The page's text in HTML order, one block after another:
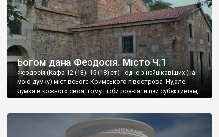
Богом дана Феодосія. Місто Ч.1
Феодосія (Кафа-12 (13) -15 (18) ст) - одне з найцікавіших (на
мою думку) міст всього Кримського півострова .Ну,але
думка в кожного своя, тому щоби розвіяти цей субєктивізм,
запрошую відвідати це